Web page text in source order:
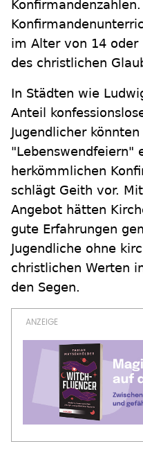
im Alter von 14 oder
des christlichen
In Städten wie
Anteil
Jugendlicher
"Lebenswendfeiern"
herkömmlichen
schlägt Geith vor.
Angebot hätten
gute Erfahrungen
Jugendliche ohne
christlichen Werten
den Segen.